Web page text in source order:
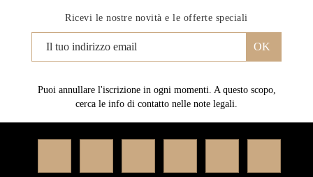
Ricevi le nostre novità e le offerte speciali
Puoi annullare l'iscrizione in ogni momenti. A questo scopo,
cerca le info di contatto nelle note legali.